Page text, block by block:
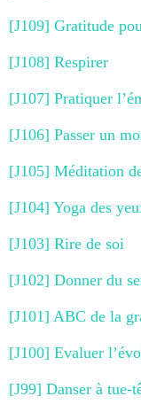
[J109] Gratitude
[J108] Respirer
[J107] Pratiquer
[J106] Passer un
[J105] Méditation
[J104] Yoga des
[J103] Rire de soi
[J102] Donner du
[J101] ABC de la
[J100] Evaluer
[J99] Danser à tue-